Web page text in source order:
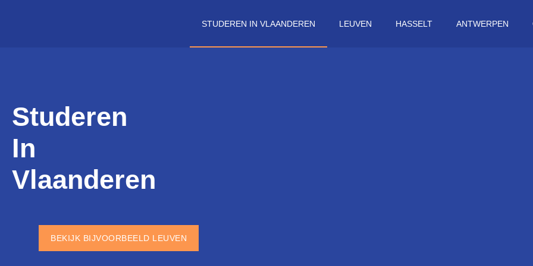
STUDEREN IN VLAANDEREN LEUVEN HASSELT ANTWERPEN
Studeren
In
Vlaanderen
BEKIJK BIJVOORBEELD LEUVEN